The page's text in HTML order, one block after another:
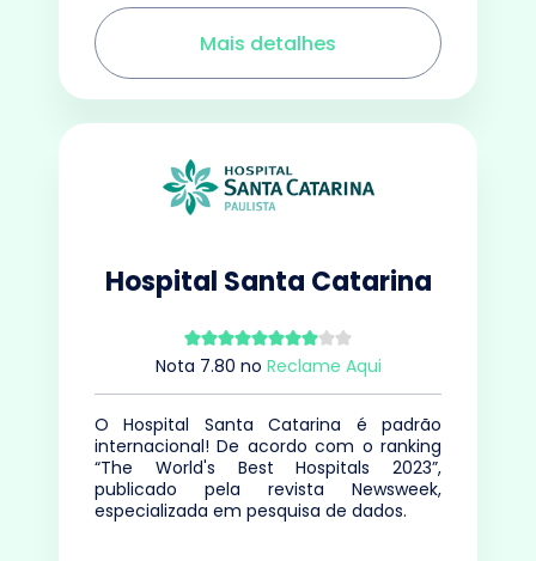
Mais detalhes
Hospital Santa Catarina
Nota 7.80 no Reclame Aqui
O Hospital Santa Catarina é padrão
internacional! De acordo com o ranking
“The World's Best Hospitals 2023”,
publicado pela revista Newsweek,
especializada em pesquisa de dados.